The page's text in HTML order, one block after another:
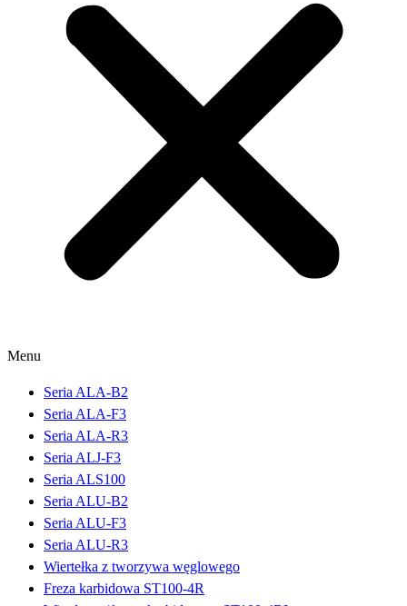
Menu
Seria ALA-B2
Seria ALA-F3
Seria ALA-R3
Seria ALJ-F3
Seria ALS100
Seria ALU-B2
Seria ALU-F3
Seria ALU-R3
Wiertełka z tworzywa węglowego
Freza karbidowa ST100-4R